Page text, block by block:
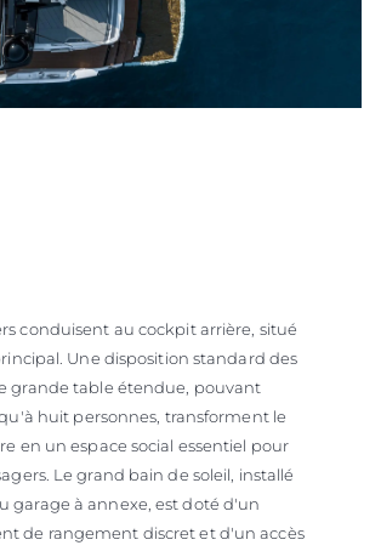
conduisent au cockpit arrière, situé
Une disposition standard des
grande table étendue, pouvant
huit personnes, transforment le
en un espace social essentiel pour
Le grand bain de soleil, installé
garage à annexe, est doté d'un
de rangement discret et d'un accès